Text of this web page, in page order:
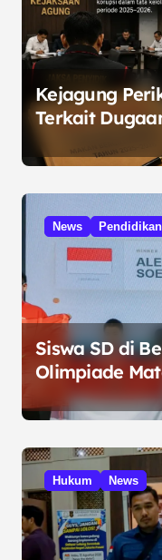
Kejagung
Terkait
Kelola
News Pendidikan
Siswa SD di
Olimpiade
Internasional
Hukum News